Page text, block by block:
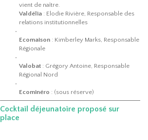
vient de naître.
Valdélia : Elodie Rivière, Responsable des
relations institutionnelles
Ecomaison : Kimberley Marks, Responsable
Régionale
Valobat : Grégory Antoine, Responsable
Régional Nord
Ecominéro : (sous réserve)
Cocktail déjeunatoire proposé sur
place